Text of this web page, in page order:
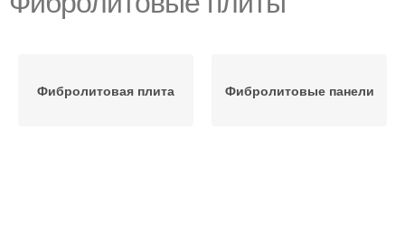
Фибролитовая плита Фибролитовые панели